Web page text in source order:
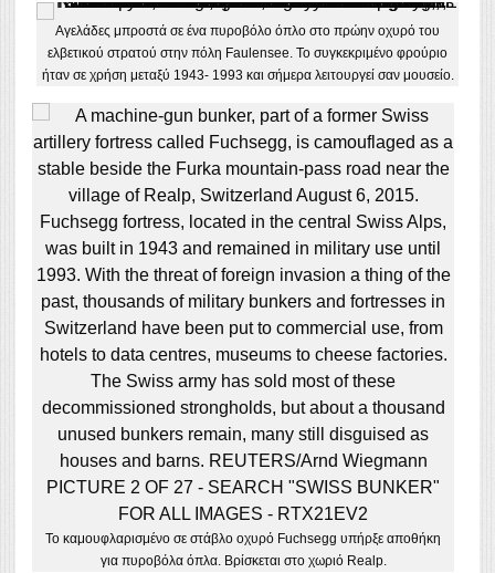
Αγελάδες μπροστά σε ένα πυροβόλο όπλο στο πρώην οχυρό του
ελβετικού στρατού στην πόλη Faulensee. Το συγκεκριμένο φρούριο
ήταν σε χρήση μεταξύ 1943- 1993 και σήμερα λειτουργεί σαν μουσείο.
Το καμουφλαρισμένο σε στάβλο οχυρό Fuchsegg υπήρξε αποθήκη
για πυροβόλα όπλα. Βρίσκεται στο χωριό Realp.